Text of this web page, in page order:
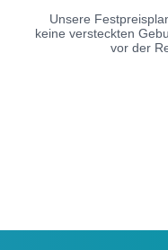
Unsere
keine versteckten
vor der